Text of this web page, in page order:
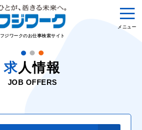
フジワークのお仕事検索サイト
メニュー
求人情報
JOB OFFERS